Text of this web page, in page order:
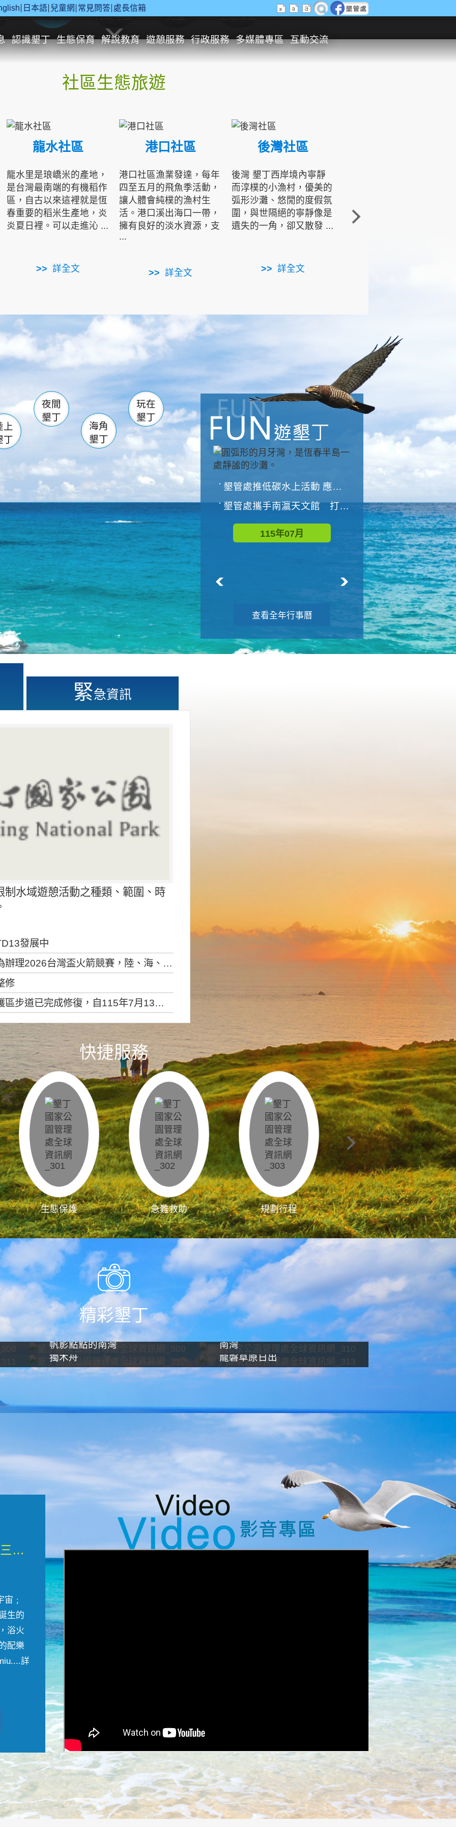
日本語 兒童網 常見問答 處長信箱
認識墾丁 生態保育 解說教育 遊憩服務 行政服務 多媒體專區 互動交流
休閒遊憩 行政申辦 兒童 生態旅遊
社區生態旅遊
龍水社區
龍水里是琅嶠米的產地，
是台灣最南端的有機稻作
區，自古以來這裡就是恆
春重要的稻米生產地，炎
炎夏日裡。可以走進沁 ...
詳全文
港口社區
港口社區漁業發達，每年
四至五月的飛魚季活動，
讓人體會純樸的漁村生
活。港口溪出海口一帶，
擁有良好的淡水資源，支
...
詳全文
後灣社區
後灣 墾丁西岸境內寧靜
而淳樸的小漁村，優美的
弧形沙灘、悠閒的度假氛
圍，與世隔絕的寧靜像是
遺失的一角，卻又散發 ...
詳全文
角的端點，冬季海浪拍打
著礁岸，旺盛的侵蝕作
南仁湖
滿州 佳樂水
森林遊樂區
墾管處遊客中心
社頂公園 風吹沙
船帆石 龍磐公園
香蕉灣 龍坑
鵝鑾鼻
上
丁
夜間
墾丁
海角
墾丁
玩在
墾丁
墾管處推低碳水上活動 應屆畢業生限額免費參加
墾管處攜手南瀛天文館 打造沉浸式天文探索營隊
115年07月
與國家公園有約-優游潮間
115年08月
查看全年行事曆
緊急資訊
水域遊憩活動之種類、範圍、時
發展中
盃火箭競賽，陸、海、空域警戒及協調相關事宜，因颱風備案事宜
修
，自115年7月13日（星期一）起恢復開放入園，歡迎民眾依規定申請入園....
快捷服務
生態保護 急難救助 規劃行程 影像直播
精彩墾丁
帆影點點的南灣
南灣
獨木舟
龍磐草原日出
微觀墾丁三部曲 重生....
﹔
生的
浴火
配樂
詳